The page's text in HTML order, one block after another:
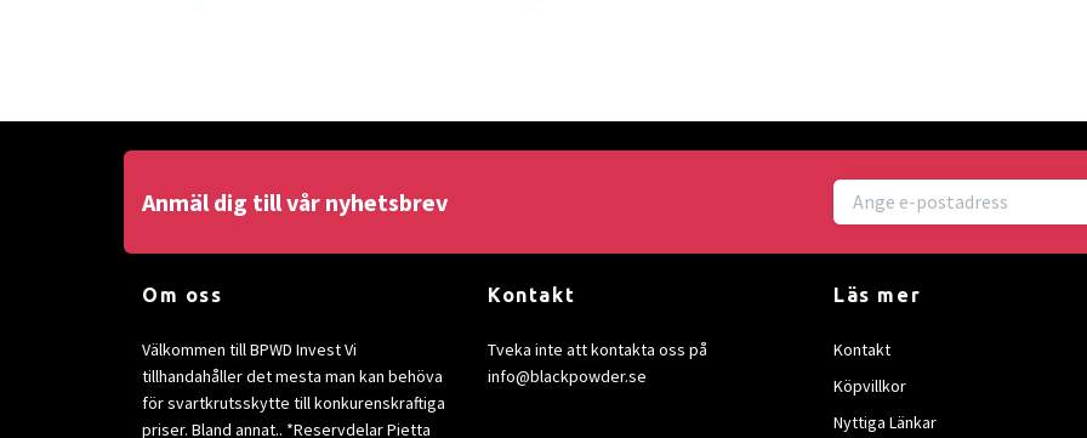
Anmäl dig till vår nyhetsbrev
Om oss
Välkommen till BPWD Invest Vi
tillhandahåller det mesta man kan behöva
för svartkrutsskytte till konkurenskraftiga
priser. Bland annat.. *Reservdelar Pietta
Kontakt
Tveka inte att kontakta oss på
info@blackpowder.se
Läs mer
Kontakt
Köpvillkor
Nyttiga Länkar